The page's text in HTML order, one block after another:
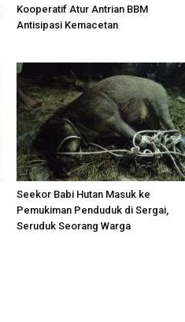
Kooperatif Atur Antrian BBM
Antisipasi Kemacetan
Seekor Babi Hutan Masuk ke
Pemukiman Penduduk di Sergai,
Seruduk Seorang Warga